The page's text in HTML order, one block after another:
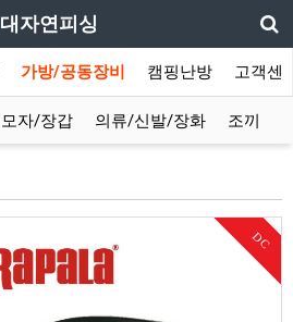
대자연피싱
가방/공동장비 캠핑난방 고객센
모자/장갑 의류/신발/장화 조끼
DC